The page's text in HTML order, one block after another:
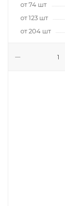
от 74 шт
от 123 шт
от 204 шт